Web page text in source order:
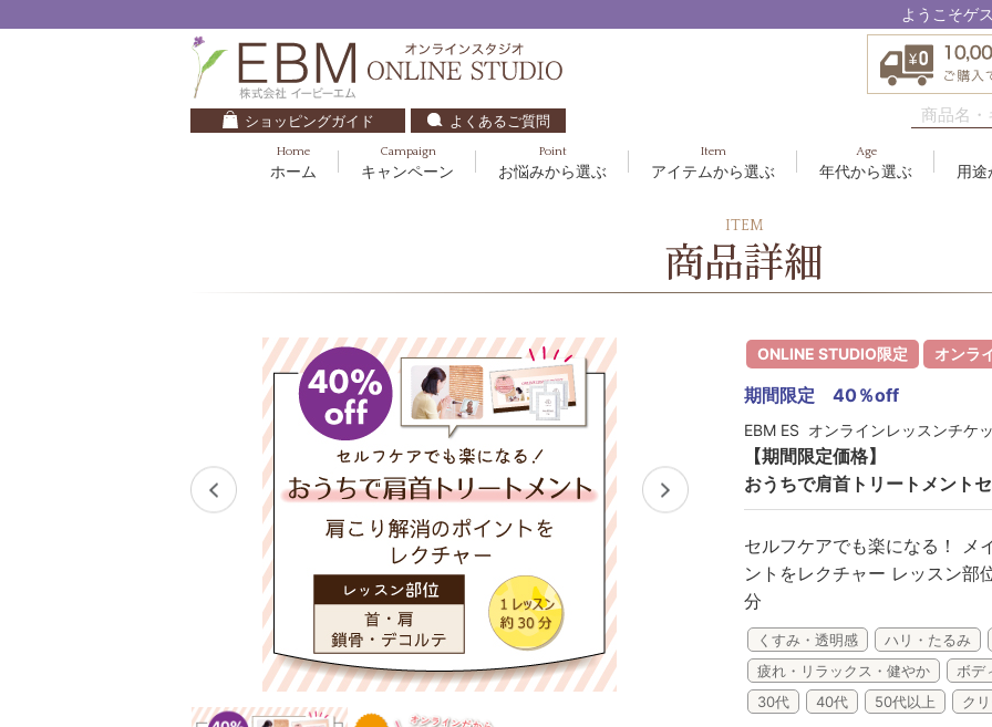
ようこそゲ
ショッピングガイド よくあるご質問
Home
ホーム
Campaign
キャンペーン
Point
お悩みから選ぶ
エイジングケア
ダイエット・すっきり
疲れ・リラックス・健やか 髪・
Item
アイテムから選ぶ
メイクアップ
Age
年代から選ぶ 用
パック
ゲル
UV
リップケア
ブラシ 男性
EBM ES
アクアイーズ
ローズガルヴァーニ アールジー
E.E セブンセンシズ
マーヴェラティ 太古の記憶
セロトニン スカイズグレース
スキンケアチケット オンラインレッスンチケット
ITEM
商品詳細
ONLINE STUDIO限定 オンラ
期間限定 40％off
EBM ES オンラインレッスンチケ
【期間限定価格】
おうちで肩首トリートメント
セルフケアでも楽になる！ メ
ントをレクチャー レッスン部
分
くすみ・透明感 ハリ・たるみ
疲れ・リラックス・健やか
ボデ
30代
40代 50代以上 ク